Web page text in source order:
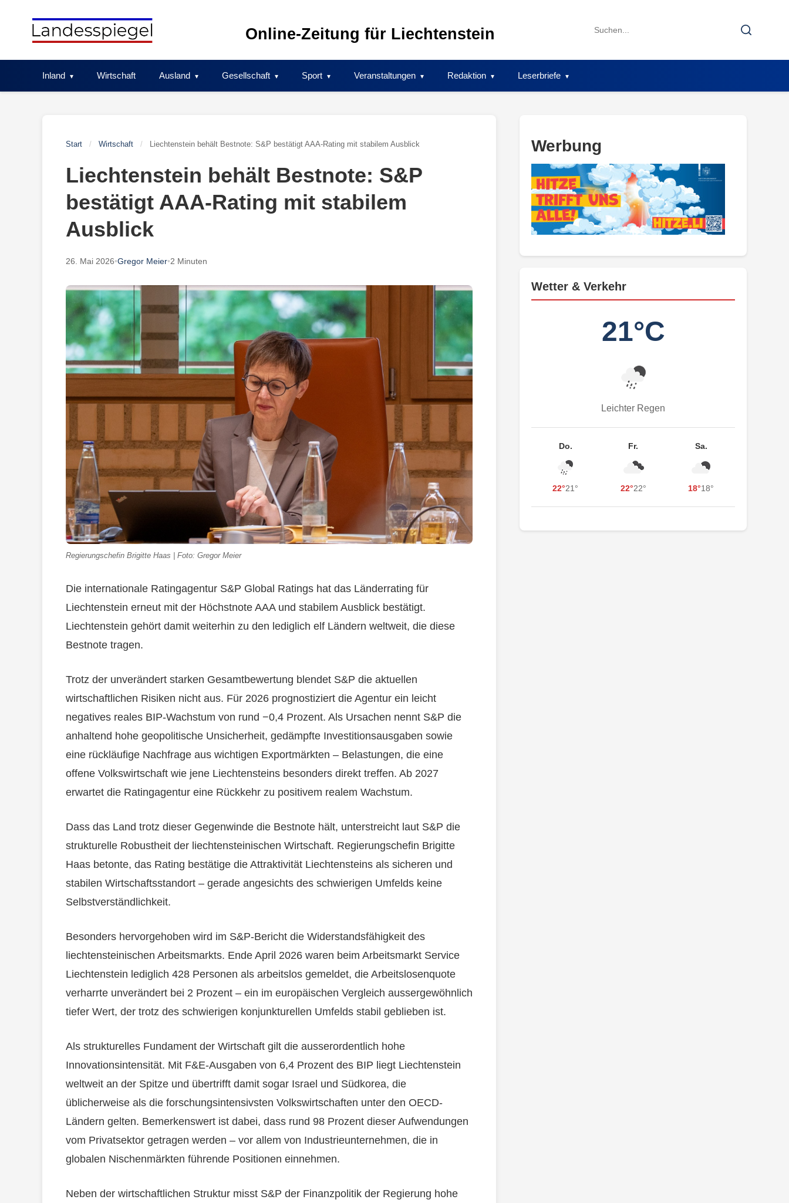
Online-Zeitung für Liechtenstein
Search
Search
Inland Wirtschaft Ausland Gesellschaft Sport Veranstaltungen Redaktion Leserbriefe
Start / Wirtschaft / Liechtenstein behält Bestnote: S&P bestätigt AAA-Rating mit stabilem Ausblick
Liechtenstein behält Bestnote: S&P
bestätigt AAA-Rating mit stabilem
Ausblick
26. Mai 2026•Gregor Meier•2 Minuten
Regierungschefin Brigitte Haas | Foto: Gregor Meier
Die internationale Ratingagentur S&P Global Ratings hat das Länderrating für
Liechtenstein erneut mit der Höchstnote AAA und stabilem Ausblick bestätigt.
Liechtenstein gehört damit weiterhin zu den lediglich elf Ländern weltweit, die diese
Bestnote tragen.
Trotz der unverändert starken Gesamtbewertung blendet S&P die aktuellen
wirtschaftlichen Risiken nicht aus. Für 2026 prognostiziert die Agentur ein leicht
negatives reales BIP-Wachstum von rund −0,4 Prozent. Als Ursachen nennt S&P die
anhaltend hohe geopolitische Unsicherheit, gedämpfte Investitionsausgaben sowie
eine rückläufige Nachfrage aus wichtigen Exportmärkten – Belastungen, die eine
offene Volkswirtschaft wie jene Liechtensteins besonders direkt treffen. Ab 2027
erwartet die Ratingagentur eine Rückkehr zu positivem realem Wachstum.
Dass das Land trotz dieser Gegenwinde die Bestnote hält, unterstreicht laut S&P die
strukturelle Robustheit der liechtensteinischen Wirtschaft. Regierungschefin Brigitte
Haas betonte, das Rating bestätige die Attraktivität Liechtensteins als sicheren und
stabilen Wirtschaftsstandort – gerade angesichts des schwierigen Umfelds keine
Selbstverständlichkeit.
Besonders hervorgehoben wird im S&P-Bericht die Widerstandsfähigkeit des
liechtensteinischen Arbeitsmarkts. Ende April 2026 waren beim Arbeitsmarkt Service
Liechtenstein lediglich 428 Personen als arbeitslos gemeldet, die Arbeitslosenquote
verharrte unverändert bei 2 Prozent – ein im europäischen Vergleich aussergewöhnlich
tiefer Wert, der trotz des schwierigen konjunkturellen Umfelds stabil geblieben ist.
Als strukturelles Fundament der Wirtschaft gilt die ausserordentlich hohe
Innovationsintensität. Mit F&E-Ausgaben von 6,4 Prozent des BIP liegt Liechtenstein
weltweit an der Spitze und übertrifft damit sogar Israel und Südkorea, die
üblicherweise als die forschungsintensivsten Volkswirtschaften unter den OECD-
Ländern gelten. Bemerkenswert ist dabei, dass rund 98 Prozent dieser Aufwendungen
vom Privatsektor getragen werden – vor allem von Industrieunternehmen, die in
globalen Nischenmärkten führende Positionen einnehmen.
Neben der wirtschaftlichen Struktur misst S&P der Finanzpolitik der Regierung hohe
Werbung
Wetter & Verkehr
21°C
Leichter Regen
Do.
22°21°
Fr.
22°22°
Sa.
18°18°